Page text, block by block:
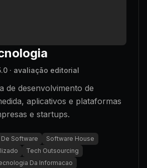
· avaliação editorial
de desenvolvimento de
aplicativos e plataformas
e startups.
Software
Software House
Tech Outsourcing
Da Informacao